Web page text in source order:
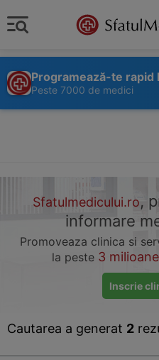
Programează-te rapid
Peste 7000 de medici
Sfatulmedicului.ro,
informare
Promoveaza clinica si
la peste 3
Inscrie
Cautarea a generat 2